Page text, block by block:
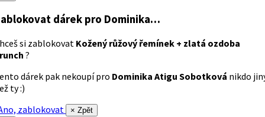
dárek pro Dominika…
si zablokovat Kožený růžový řemínek + zlatá ozdoba
?
dárek pak nekoupí pro Dominika Atigu Sobotková nikdo
ty :)
zablokovat
× Zpět